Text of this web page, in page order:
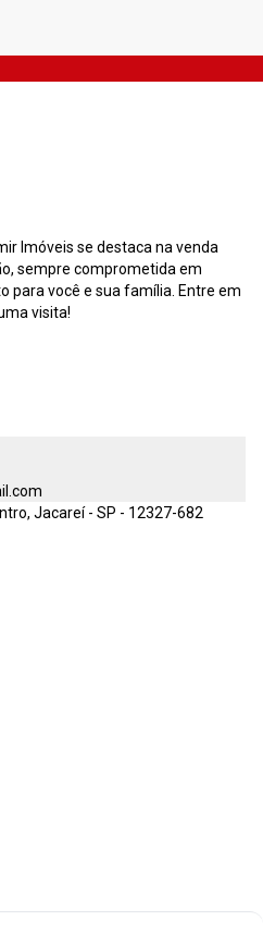
Imóveis se destaca na venda
sempre comprometida em
para você e sua família. Entre em
visita!
Jacareí - SP - 12327-682